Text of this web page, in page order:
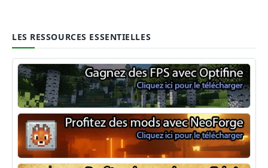
LES RESSOURCES ESSENTIELLES
Optifine
NeoForge